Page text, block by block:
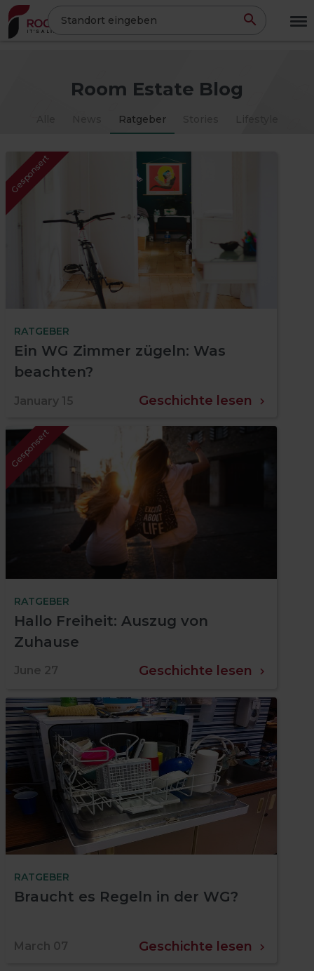
Direkt
zum
Inhalt
Standort eingeben
Room Estate Blog
Ratgeber
Gesponsert
RATGEBER
Ein WG Zimmer zügeln: Was
beachten?
January 15 Geschichte lesen
Gesponsert
RATGEBER
Hallo Freiheit: Auszug von
Zuhause
June 27 Geschichte lesen
RATGEBER
Braucht es Regeln in der WG?
March 07 Geschichte lesen